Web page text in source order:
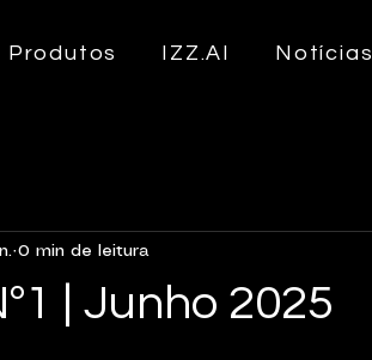
Produtos IZZ.AI Notícias
| Junho 2025
0 min de leitura